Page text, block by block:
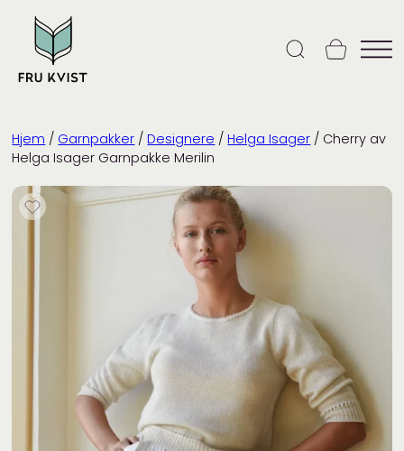
content
Hjem / Garnpakker / Designere / Helga Isager / Cherry av
Helga Isager Garnpakke Merilin